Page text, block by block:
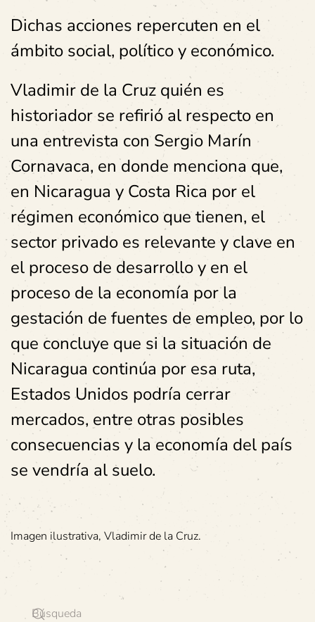
Dichas acciones repercuten en el
ámbito social, político y económico.
Vladimir de la Cruz quién es
historiador se refirió al respecto en
una entrevista con Sergio Marín
Cornavaca, en donde menciona que,
en Nicaragua y Costa Rica por el
régimen económico que tienen, el
sector privado es relevante y clave en
el proceso de desarrollo y en el
proceso de la economía por la
gestación de fuentes de empleo, por lo
que concluye que si la situación de
Nicaragua continúa por esa ruta,
Estados Unidos podría cerrar
mercados, entre otras posibles
consecuencias y la economía del país
se vendría al suelo.
Imagen ilustrativa, Vladimir de la Cruz.